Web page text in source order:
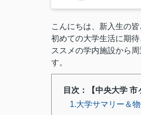
こんにちは、新入生の
初めての大学生活に期
ススメの学内施設から
す。
目次：【中央大学 市
1.大学サマリー＆